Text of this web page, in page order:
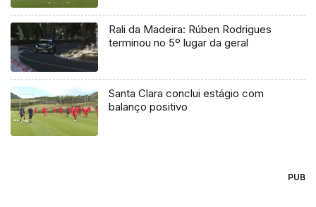
Rali da Madeira: Rúben Rodrigues
terminou no 5º lugar da geral
Santa Clara conclui estágio com
balanço positivo
PUB